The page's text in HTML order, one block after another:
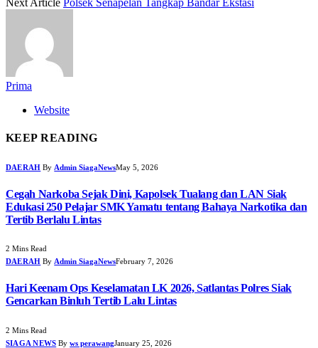
Next Article Polsek Senapelan Tangkap Bandar Ekstasi
Prima
Website
KEEP READING
DAERAH By Admin SiagaNewsMay 5, 2026
Cegah Narkoba Sejak Dini, Kapolsek Tualang dan LAN Siak
Edukasi 250 Pelajar SMK Yamatu tentang Bahaya Narkotika dan
Tertib Berlalu Lintas
2 Mins Read
DAERAH By Admin SiagaNewsFebruary 7, 2026
Hari Keenam Ops Keselamatan LK 2026, Satlantas Polres Siak
Gencarkan Binluh Tertib Lalu Lintas
2 Mins Read
SIAGA NEWS By ws perawangJanuary 25, 2026